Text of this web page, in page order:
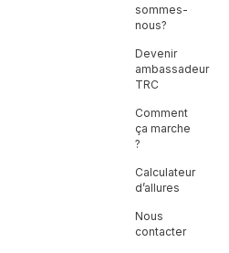
sommes-
nous?
Devenir
ambassadeur
TRC
Comment
ça marche
?
Calculateur
d’allures
Nous
contacter